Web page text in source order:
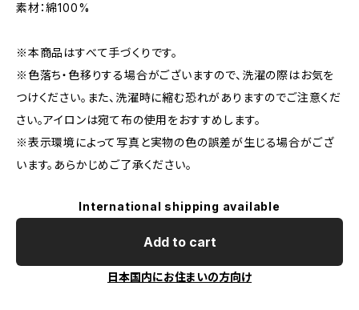
素材：綿100%
※本商品はすべて手づくりです。
※色落ち・色移りする場合がございますので、洗濯の際はお気を
つけください。また、洗濯時に縮む恐れがありますのでご注意くだ
さい。アイロンは宛て布の使用をおすすめします。
※表示環境によって写真と実物の色の誤差が生じる場合がござ
います。あらかじめご了承ください。
International shipping available
Add to cart
日本国内にお住まいの方向け